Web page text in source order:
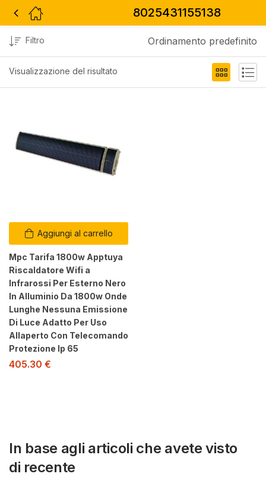
8025431155138
Visualizzazione del risultato
Filtro Ordinamento predefinito
Aggiungi al carrello
Mpc Tarifa 1800w Apptuya
Riscaldatore Wifi a
Infrarossi Per Esterno Nero
In Alluminio Da 1800w Onde
Lunghe Nessuna Emissione
Di Luce Adatto Per Uso
Allaperto Con Telecomando
Protezione Ip 65
405.30 €
In base agli articoli che avete visto
di recente